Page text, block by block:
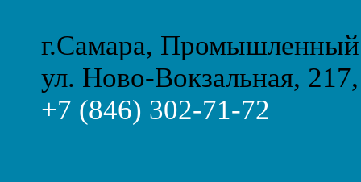
г.Самара,
ул. Ново-Вокзальная,
+7 (846) 302-71-72